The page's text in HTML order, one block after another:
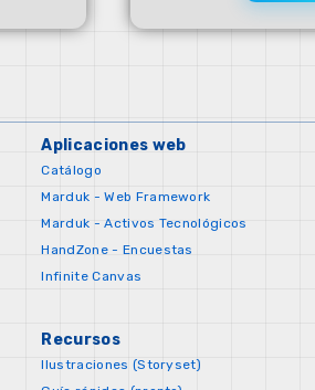
Aplicaciones web
Catálogo
Marduk - Web Framework
Marduk - Activos Tecnológicos
HandZone - Encuestas
Infinite Canvas
Recursos
Ilustraciones (Storyset)